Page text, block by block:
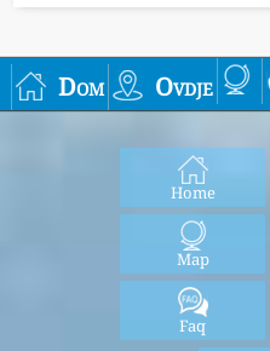
Dom Ovdje
Home
Map
Faq